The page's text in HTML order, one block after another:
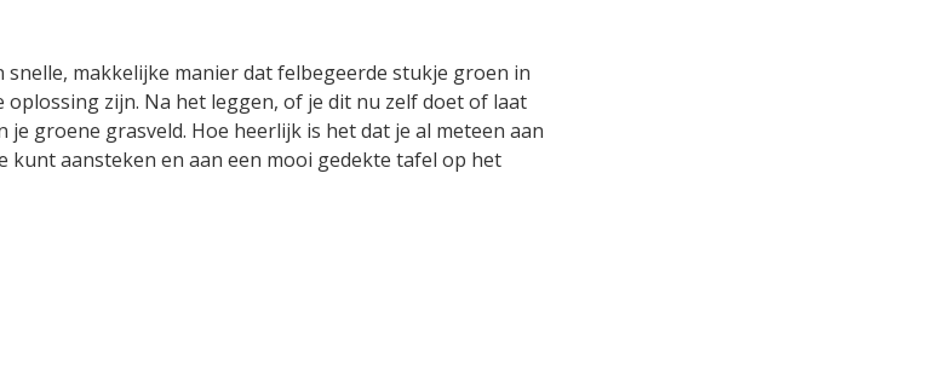
snelle, makkelijke manier dat felbegeerde stukje groen in
oplossing zijn. Na het leggen, of je dit nu zelf doet of laat
groene grasveld. Hoe heerlijk is het dat je al meteen aan
kunt aansteken en aan een mooi gedekte tafel op het